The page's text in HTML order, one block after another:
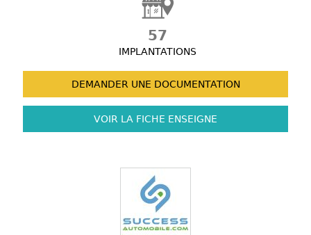
57
IMPLANTATIONS
DEMANDER UNE DOCUMENTATION
VOIR LA FICHE ENSEIGNE